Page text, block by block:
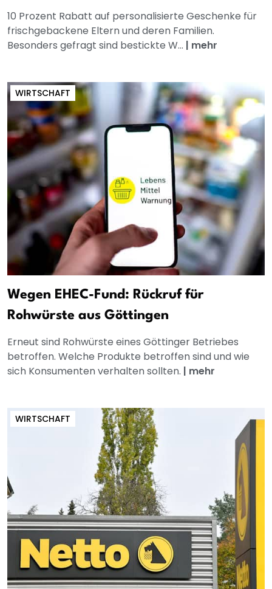
10 Prozent Rabatt auf personalisierte Geschenke für
frischgebackene Eltern und deren Familien.
Besonders gefragt sind bestickte W... | mehr
WIRTSCHAFT
Wegen EHEC-Fund: Rückruf für
Rohwürste aus Göttingen
Erneut sind Rohwürste eines Göttinger Betriebes
betroffen. Welche Produkte betroffen sind und wie
sich Konsumenten verhalten sollten. | mehr
WIRTSCHAFT